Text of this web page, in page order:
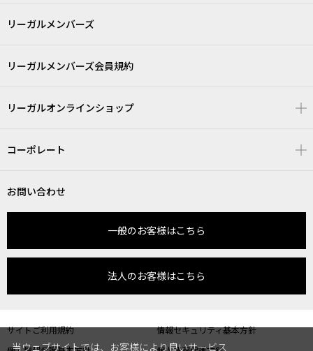
リーガルメンバーズ
リーガルメンバーズ会員規約
リーガルオンラインショップ
コーポレート
お問い合わせ
一般のお客様はこちら
法人のお客様はこちら
サイトご利用規約
情報セキュリティ基本方針
当ウェブサイトでは、お客様により良いサービス